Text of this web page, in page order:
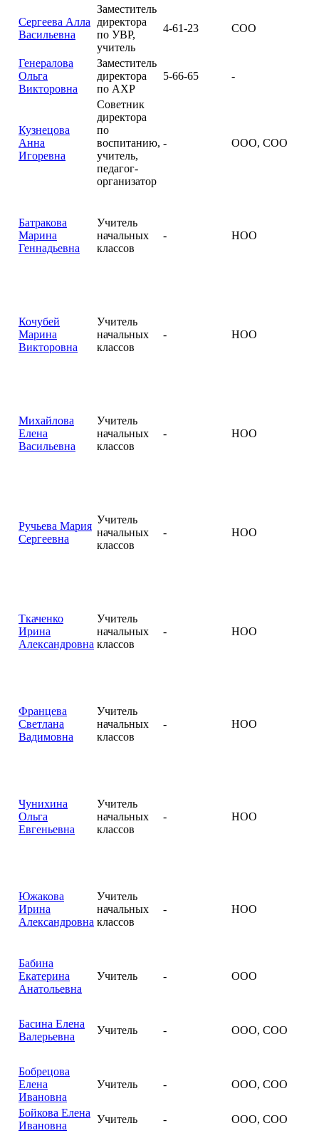
Сергеева Алла
Васильевна
Заместитель
директора
по УВР,
учитель
4-61-23 СОО
Генералова
Ольга
Викторовна
Заместитель
директора
по АХР
5-66-65 -
Кузнецова
Анна
Игоревна
Советник
директора
по
воспитанию,
учитель,
педагог-
организатор
- ООО, СОО
Батракова
Марина
Геннадьевна
Учитель
начальных
классов
- НОО
Кочубей
Марина
Викторовна
Учитель
начальных
классов
- НОО
Михайлова
Елена
Васильевна
Учитель
начальных
классов
- НОО
Ручьева Мария
Сергеевна
Учитель
начальных
классов
- НОО
Ткаченко
Ирина
Александровна
Учитель
начальных
классов
- НОО
Францева
Светлана
Вадимовна
Учитель
начальных
классов
- НОО
Чунихина
Ольга
Евгеньевна
Учитель
начальных
классов
- НОО
Южакова
Ирина
Александровна
Учитель
начальных
классов
- НОО
Бабина
Екатерина
Анатольевна
Учитель - ООО
Басина Елена
Валерьевна
Учитель - ООО, СОО
Бобрецова
Елена
Ивановна
Учитель - ООО, СОО
Бойкова Елена
Ивановна
Учитель - ООО, СОО